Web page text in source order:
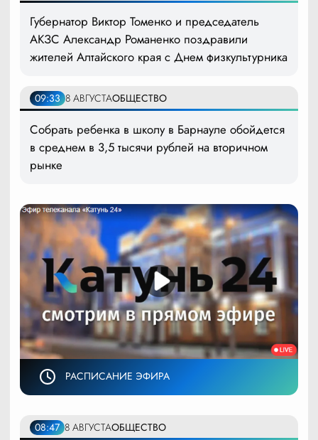
Губернатор Виктор Томенко и председатель
АКЗС Александр Романенко поздравили
жителей Алтайского края с Днем физкультурника
09:33 8 АВГУСТАОБЩЕСТВО
Собрать ребенка в школу в Барнауле обойдется
в среднем в 3,5 тысячи рублей на вторичном
рынке
РАСПИСАНИЕ ЭФИРА
08:47 8 АВГУСТАОБЩЕСТВО